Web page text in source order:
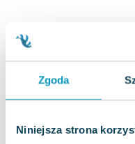
Zgoda
Niniejsza strona
Aleksander Puszkin
Oscar Wilde
Małgorzata Ohme
Maddie Ziegler
Joanna Racewicz